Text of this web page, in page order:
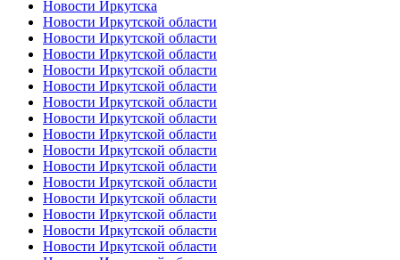
Новости Иркутска
Новости Иркутской области
Новости Иркутской области
Новости Иркутской области
Новости Иркутской области
Новости Иркутской области
Новости Иркутской области
Новости Иркутской области
Новости Иркутской области
Новости Иркутской области
Новости Иркутской области
Новости Иркутской области
Новости Иркутской области
Новости Иркутской области
Новости Иркутской области
Новости Иркутской области